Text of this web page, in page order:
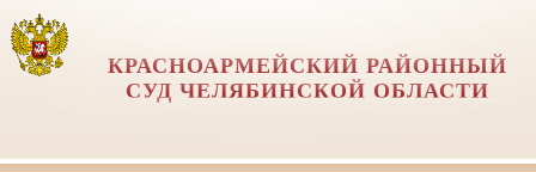
КРАСНОАРМЕЙСКИЙ РАЙОННЫЙ
СУД ЧЕЛЯБИНСКОЙ ОБЛАСТИ